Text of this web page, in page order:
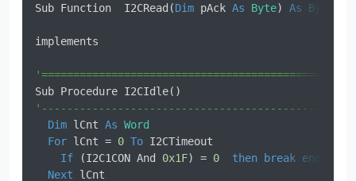
Sub Function  I2CRead(Dim pAck As Byte) As Byte
implements
Sub Procedure
Dim lCnt As Word
For lCnt = 0 To
If (I2C1CON And 0x1F) = 0 then break end
Next